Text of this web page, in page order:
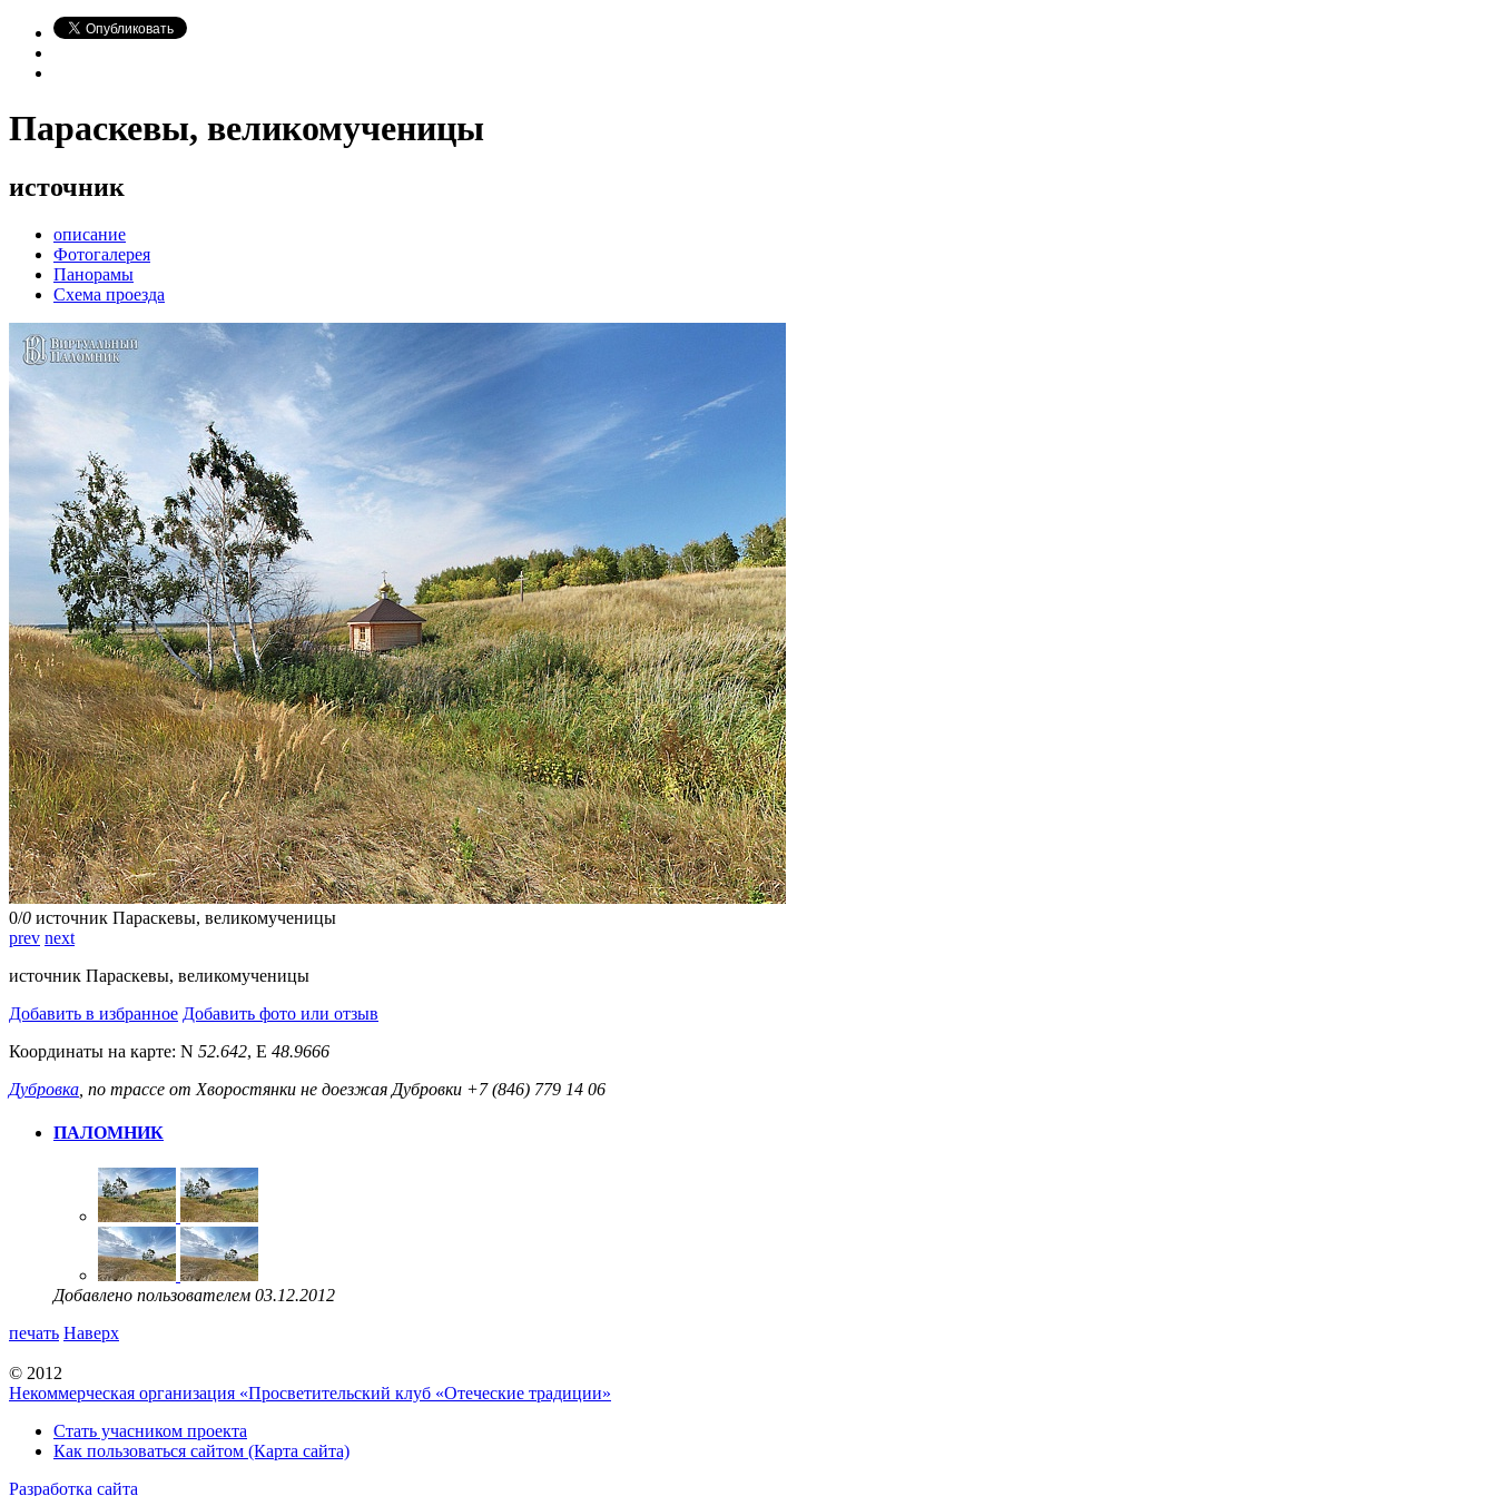
Параскевы, великомученицы
источник
описание
Фотогалерея
Панорамы
Схема проезда
0/0 источник Параскевы, великомученицы
prev next
источник Параскевы, великомученицы
Добавить в избранное Добавить фото или отзыв
Координаты на карте: N 52.642, E 48.9666
Дубровка , по трассе от Xворостянки не доезжая Дубровки +7 (846) 779 14 06
ПАЛОМНИК
Добавлено пользователем 03.12.2012
печать Наверх
© 2012
Некоммерческая организация «Просветительский клуб «Отеческие традиции»
Стать учасником проекта
Как пользоваться сайтом (Карта сайта)
Разработка сайта